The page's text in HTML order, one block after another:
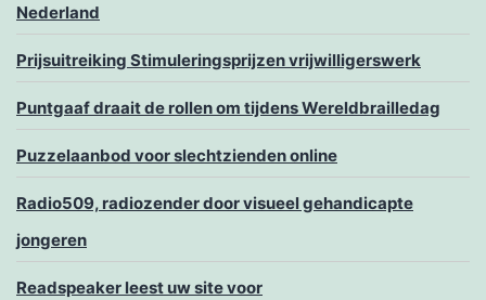
Nederland
Prijsuitreiking Stimuleringsprijzen vrijwilligerswerk
Puntgaaf draait de rollen om tijdens Wereldbrailledag
Puzzelaanbod voor slechtzienden online
Radio509, radiozender door visueel gehandicapte
jongeren
Readspeaker leest uw site voor